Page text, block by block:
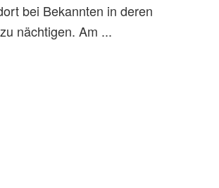
bei Bekannten in deren
nächtigen. Am ...